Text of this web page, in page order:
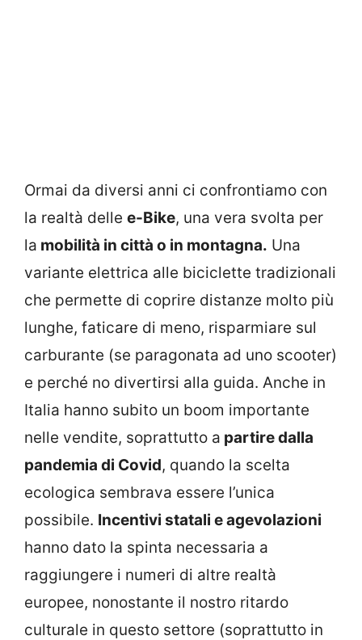
Ormai da diversi anni ci confrontiamo con
la realtà delle e-Bike, una vera svolta per
la mobilità in città o in montagna. Una
variante elettrica alle biciclette tradizionali
che permette di coprire distanze molto più
lunghe, faticare di meno, risparmiare sul
carburante (se paragonata ad uno scooter)
e perché no divertirsi alla guida. Anche in
Italia hanno subito un boom importante
nelle vendite, soprattutto a partire dalla
pandemia di Covid, quando la scelta
ecologica sembrava essere l’unica
possibile. Incentivi statali e agevolazioni
hanno dato la spinta necessaria a
raggiungere i numeri di altre realtà
europee, nonostante il nostro ritardo
culturale in questo settore (soprattutto in